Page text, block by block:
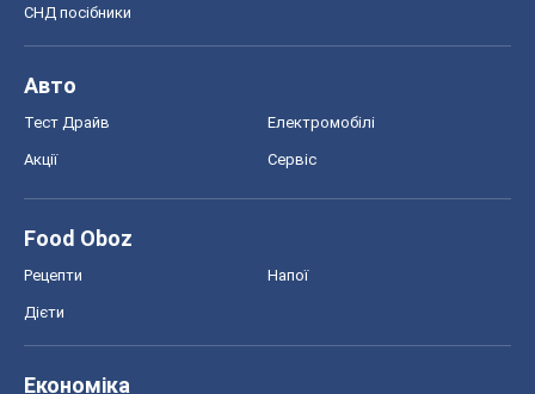
СНД посібники
Авто
Тест Драйв Електромобілі
Акції Сервіс
Food Oboz
Рецепти Напої
Дієти
Економіка